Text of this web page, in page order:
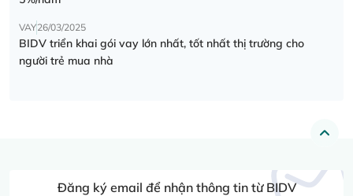
VAY26/03/2025
BIDV triển khai gói vay lớn nhất, tốt nhất thị trường cho
người trẻ mua nhà
Đăng ký email để nhận thông tin từ BIDV